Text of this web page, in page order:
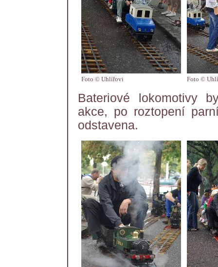
Foto © Uhlířovi Foto ©
Bateriové lokomotivy
akce, po roztopení
odstavena.